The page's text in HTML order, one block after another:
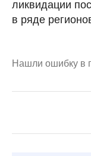
ликвидации
в ряде
Нашли ошибку в